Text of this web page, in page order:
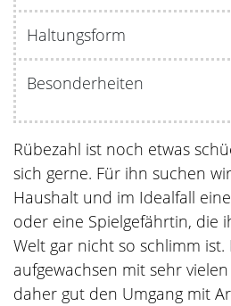
Haltungsform
Besonderheiten
Rübezahl ist noch etwas
sich gerne. Für ihn suchen
Haushalt und im Idealfall
oder eine Spielgefährtin, die
Welt gar nicht so schlimm
aufgewachsen mit sehr
daher gut den Umgang mit